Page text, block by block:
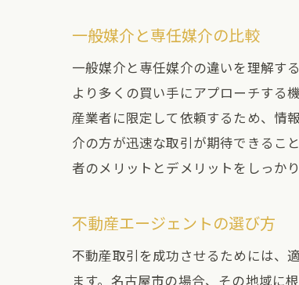
一般媒介と専任媒介の比較
一般媒介と専任媒介の違いを理解す
より多くの買い手にアプローチする
産業者に限定して依頼するため、情
介の方が迅速な取引が期待できるこ
者のメリットとデメリットをしっか
不動産エージェントの選び方
不動産取引を成功させるためには、
ます。名古屋市の場合、その地域に